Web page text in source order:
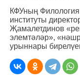
КФУның
институты
Җамалетдинов
элемтәләр»,
урыннары